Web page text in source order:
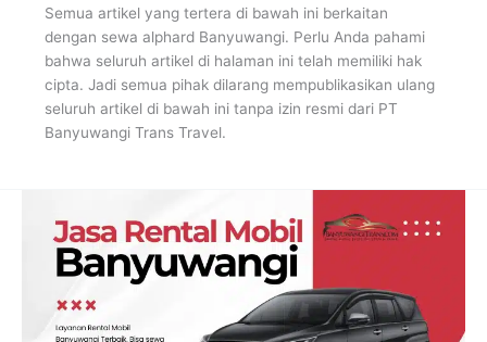
Semua artikel yang tertera di bawah ini berkaitan
dengan sewa alphard Banyuwangi. Perlu Anda pahami
bahwa seluruh artikel di halaman ini telah memiliki hak
cipta. Jadi semua pihak dilarang mempublikasikan ulang
seluruh artikel di bawah ini tanpa izin resmi dari PT
Banyuwangi Trans Travel.
Mobil
Banyuwangi
Lepas
Kunci